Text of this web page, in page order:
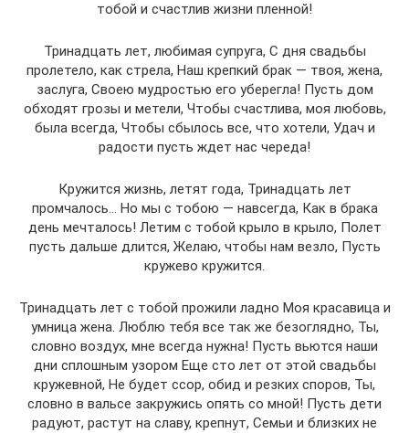
тобой и счастлив жизни пленной!
Тринадцать лет, любимая супруга, С дня свадьбы
пролетело, как стрела, Наш крепкий брак — твоя, жена,
заслуга, Своею мудростью его уберегла! Пусть дом
обходят грозы и метели, Чтобы счастлива, моя любовь,
была всегда, Чтобы сбылось все, что хотели, Удач и
радости пусть ждет нас череда!
Кружится жизнь, летят года, Тринадцать лет
промчалось… Но мы с тобою — навсегда, Как в брака
день мечталось! Летим с тобой крыло в крыло, Полет
пусть дальше длится, Желаю, чтобы нам везло, Пусть
кружево кружится.
Тринадцать лет с тобой прожили ладно Моя красавица и
умница жена. Люблю тебя все так же безоглядно, Ты,
словно воздух, мне всегда нужна! Пусть вьются наши
дни сплошным узором Еще сто лет от этой свадьбы
кружевной, Не будет ссор, обид и резких споров, Ты,
словно в вальсе закружись опять со мной! Пусть дети
радуют, растут на славу, крепнут, Семьи и близких не